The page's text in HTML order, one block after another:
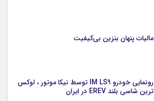
مالیات پنهان بنزین بی‌کیفیت
رونمایی خودرو IM LS9 توسط نیکا موتور ، لوکس
ترین شاسی بلند EREV در ایران